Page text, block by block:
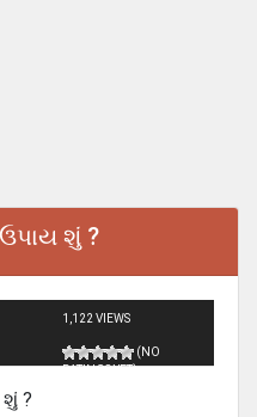
શું ?
1,122 VIEWS
(NO
RATINGS YET)
શું ?